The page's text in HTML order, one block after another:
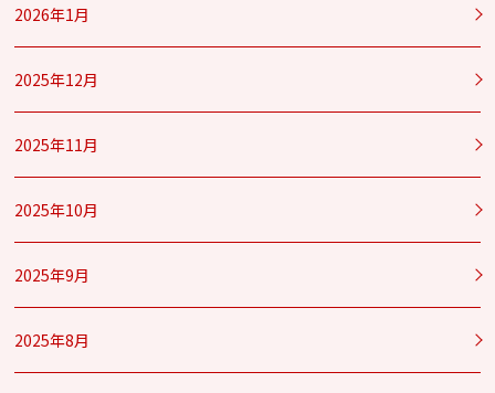
2026年1月
2025年12月
2025年11月
2025年10月
2025年9月
2025年8月